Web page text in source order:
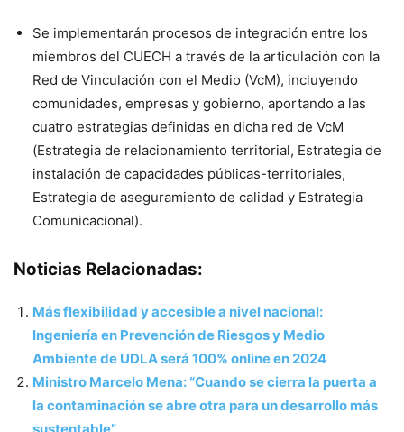
Se implementarán procesos de integración entre los
miembros del CUECH a través de la articulación con la
Red de Vinculación con el Medio (VcM), incluyendo
comunidades, empresas y gobierno, aportando a las
cuatro estrategias definidas en dicha red de VcM
(Estrategia de relacionamiento territorial, Estrategia de
instalación de capacidades públicas-territoriales,
Estrategia de aseguramiento de calidad y Estrategia
Comunicacional).
Noticias Relacionadas:
Más flexibilidad y accesible a nivel nacional:
Ingeniería en Prevención de Riesgos y Medio
Ambiente de UDLA será 100% online en 2024
Ministro Marcelo Mena: “Cuando se cierra la puerta a
la contaminación se abre otra para un desarrollo más